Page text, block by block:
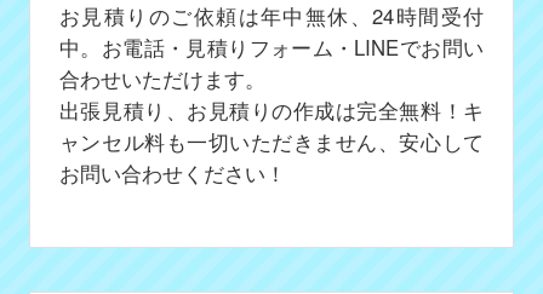
お見積りのご依頼は年中無休、24時間受付
中。お電話・見積りフォーム・LINEでお問い
合わせいただけます。
出張見積り、お見積りの作成は完全無料！キ
ャンセル料も一切いただきません、安心して
お問い合わせください！